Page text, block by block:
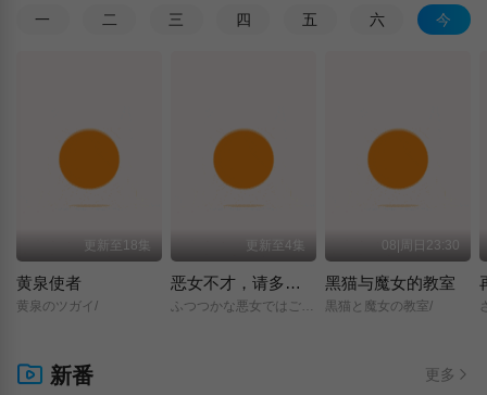
一 二 三 四 五 六 今
更新至18集
黄泉使者
黄泉のツガイ/
更新至4集
恶女不才，请多关照 ～雏宫蝶鼠换身传～
ふつつかな悪女ではございますが/～雛宮蝶鼠とりかえ伝～/
08|周日23:30
黑猫与魔女的教室
黒猫と魔女の教室/
新番 更多